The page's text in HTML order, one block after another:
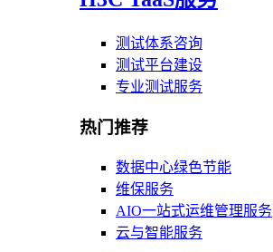
测试体系咨询
测试平台建设
专业测试服务
热门推荐
数据中心绿色节能
维保服务
AIO一站式运维管理服务
云与智能服务